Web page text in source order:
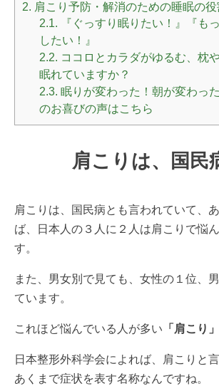
2. 肩こり予防・解消のための睡眠の役
2.1. 『ぐっすり眠りたい！』『も
したい！』
2.2. ココロとカラダがゆるむ、枕
眠れていますか？
2.3. 眠りが変わった！朝が変わっ
のお喜びの声はこちら
肩こりは、国民
肩こりは、国民病とも言われていて、
ば、日本人の３人に２人は肩こりで悩
す。
また、男女別で見ても、女性の１位、
ています。
これほど悩んでいる人が多い 「肩こり」
日本整形外科学会によれば、肩こりと
あくまで症状を表す名称なんですね。